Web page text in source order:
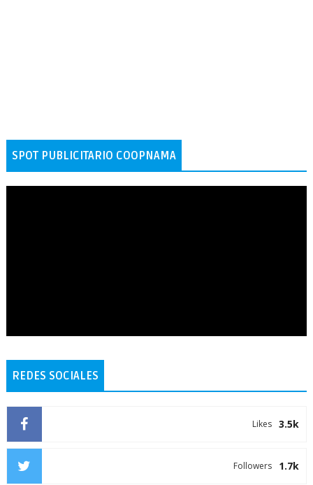
SPOT PUBLICITARIO COOPNAMA
REDES SOCIALES
3.5k
Likes
1.7k
Followers